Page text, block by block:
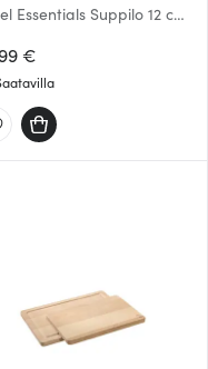
Essentials Suppilo 12 cm
€